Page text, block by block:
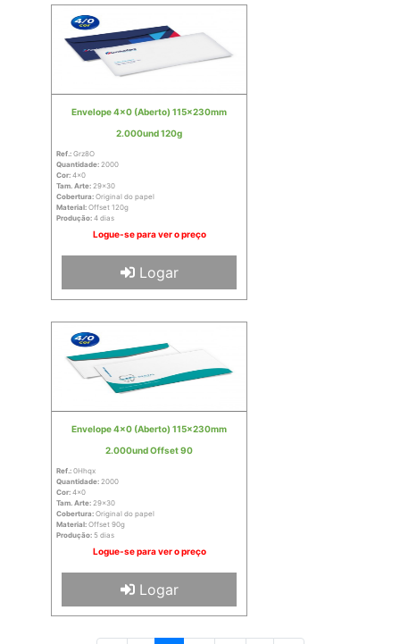
Envelope 4x0 (Aberto) 115x230mm
2.000und 120g
Ref.: Grz8O
Quantidade: 2000
Cor: 4x0
Tam. Arte: 29x30
Cobertura: Original do papel
Material: Offset 120g
Produção: 4 dias
Logue-se para ver o preço
Logar
Envelope 4x0 (Aberto) 115x230mm
2.000und Offset 90
Ref.: 0Hhqx
Quantidade: 2000
Cor: 4x0
Tam. Arte: 29x30
Cobertura: Original do papel
Material: Offset 90g
Produção: 5 dias
Logue-se para ver o preço
Logar